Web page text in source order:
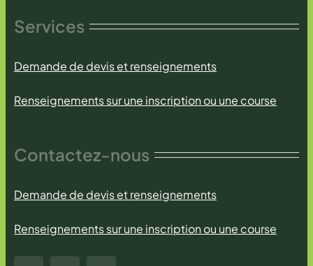
Services
Demande de devis et renseignements
Renseignements sur une inscription ou une course
Contactez-nous
Demande de devis et renseignements
Renseignements sur une inscription ou une course